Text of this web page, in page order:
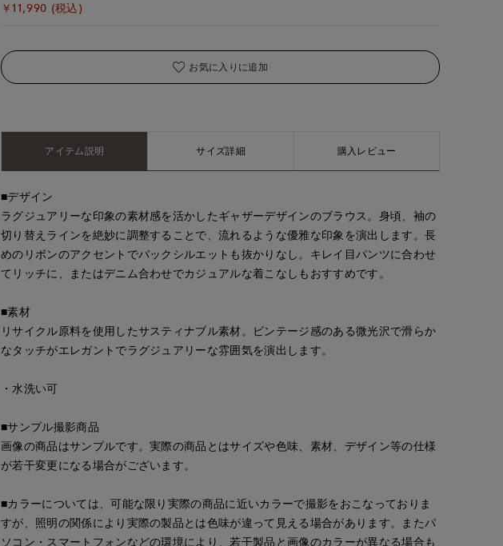
￥11,990 (税込)
お気に入りに追加
アイテム説明 サイズ詳細 購入レビュー
■デザイン
ラグジュアリーな印象の素材感を活かしたギャザーデザインのブラウス。身頃、袖の
切り替えラインを絶妙に調整することで、流れるような優雅な印象を演出します。長
めのリボンのアクセントでバックシルエットも抜かりなし。キレイ目パンツに合わせ
てリッチに、またはデニム合わせでカジュアルな着こなしもおすすめです。
■素材
リサイクル原料を使用したサスティナブル素材。ビンテージ感のある微光沢で滑らか
なタッチがエレガントでラグジュアリーな雰囲気を演出します。
・水洗い可
■サンプル撮影商品
画像の商品はサンプルです。実際の商品とはサイズや色味、素材、デザイン等の仕様
が若干変更になる場合がございます。
■カラーについては、可能な限り実際の商品に近いカラーで撮影をおこなっておりま
すが、照明の関係により実際の製品とは色味が違って見える場合があります。またパ
ソコン・スマートフォンなどの環境により、若干製品と画像のカラーが異なる場合も